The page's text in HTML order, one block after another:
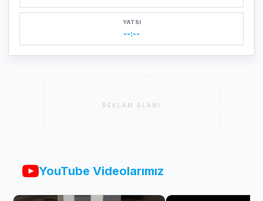
YATSI
--:--
REKLAM ALANI
YouTube Videolarımız